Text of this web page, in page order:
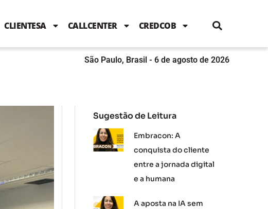
b
o
k
t
e
b
n
g
a
m
CLIENTESA CALLCENTER CREDCOB
São Paulo, Brasil - 6 de agosto de 2026
Sugestão de Leitura
Embracon: A
conquista do cliente
entre a jornada digital
e a humana
A aposta na IA sem